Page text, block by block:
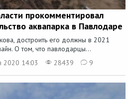
прокомментировал
аквапарка в Павлодаре
достроить его должны в 2021
О том, что павлодарцы...
2020 14:03 28439 9